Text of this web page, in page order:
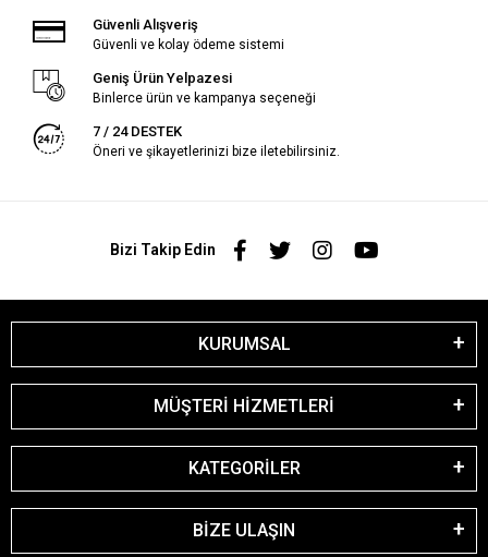
Güvenli Alışveriş
Güvenli ve kolay ödeme sistemi
Geniş Ürün Yelpazesi
Binlerce ürün ve kampanya seçeneği
7 / 24 DESTEK
Öneri ve şikayetlerinizi bize iletebilirsiniz.
Bizi Takip Edin
KURUMSAL
MÜŞTERİ HİZMETLERİ
KATEGORİLER
BİZE ULAŞIN